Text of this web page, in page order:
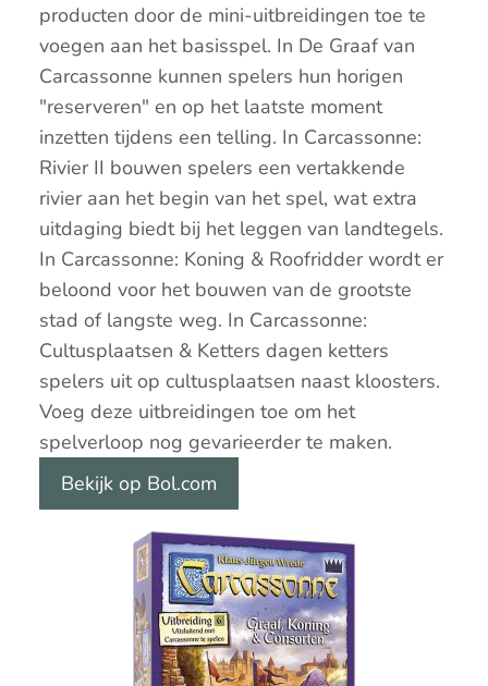
producten door de mini-uitbreidingen toe te
voegen aan het basisspel. In De Graaf van
Carcassonne kunnen spelers hun horigen
"reserveren" en op het laatste moment
inzetten tijdens een telling. In Carcassonne:
Rivier II bouwen spelers een vertakkende
rivier aan het begin van het spel, wat extra
uitdaging biedt bij het leggen van landtegels.
In Carcassonne: Koning & Roofridder wordt er
beloond voor het bouwen van de grootste
stad of langste weg. In Carcassonne:
Cultusplaatsen & Ketters dagen ketters
spelers uit op cultusplaatsen naast kloosters.
Voeg deze uitbreidingen toe om het
spelverloop nog gevarieerder te maken.
Bekijk op Bol.com